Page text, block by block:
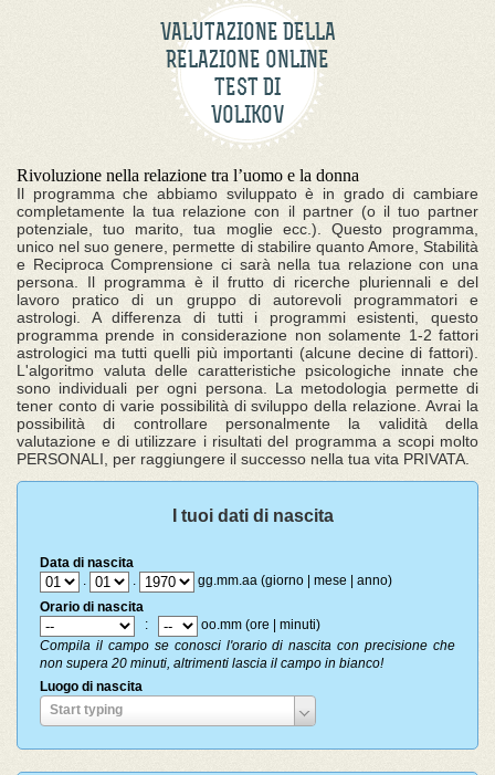
VALUTAZIONE DELLA
RELAZIONE ONLINE
TEST DI
VOLIKOV
Rivoluzione nella relazione tra l’uomo e la donna
Il programma che abbiamo sviluppato è in grado di cambiare
completamente la tua relazione con il partner (o il tuo partner
potenziale, tuo marito, tua moglie ecc.). Questo programma,
unico nel suo genere, permette di stabilire quanto Amore, Stabilità
e Reciproca Comprensione ci sarà nella tua relazione con una
persona. Il programma è il frutto di ricerche pluriennali e del
lavoro pratico di un gruppo di autorevoli programmatori e
astrologi. A differenza di tutti i programmi esistenti, questo
programma prende in considerazione non solamente 1-2 fattori
astrologici ma tutti quelli più importanti (alcune decine di fattori).
L'algoritmo valuta delle caratteristiche psicologiche innate che
sono individuali per ogni persona. La metodologia permette di
tener conto di varie possibilità di sviluppo della relazione. Avrai la
possibilità di controllare personalmente la validità della
valutazione e di utilizzare i risultati del programma a scopi molto
PERSONALI, per raggiungere il successo nella tua vita PRIVATA.
I tuoi dati di nascita
Data di nascita
.
.
gg.mm.aa (giorno | mese | anno)
Orario di nascita
:
oo.mm (ore | minuti)
Compila il campo se conosci l'orario di nascita con precisione che
non supera 20 minuti, altrimenti lascia il campo in bianco!
Luogo di nascita
Start typing
Luogo